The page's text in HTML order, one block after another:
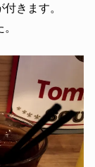
付きます。